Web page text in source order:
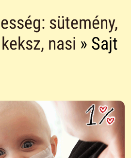
sütemény,
nasi » Sajt